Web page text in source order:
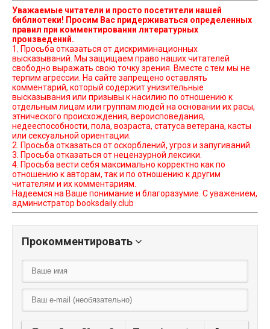
Уважаемые читатели и просто посетители нашей
библиотеки! Просим Вас придерживаться определенных
правил при комментировании литературных
произведений.
1. Просьба отказаться от дискриминационных
высказываний. Мы защищаем право наших читателей
свободно выражать свою точку зрения. Вместе с тем мы не
терпим агрессии. На сайте запрещено оставлять
комментарий, который содержит унизительные
высказывания или призывы к насилию по отношению к
отдельным лицам или группам людей на основании их расы,
этнического происхождения, вероисповедания,
недееспособности, пола, возраста, статуса ветерана, касты
или сексуальной ориентации.
2. Просьба отказаться от оскорблений, угроз и запугиваний.
3. Просьба отказаться от нецензурной лексики.
4. Просьба вести себя максимально корректно как по
отношению к авторам, так и по отношению к другим
читателям и их комментариям.
Надеемся на Ваше понимание и благоразумие. С уважением,
администратор booksdaily.club
Прокомментировать